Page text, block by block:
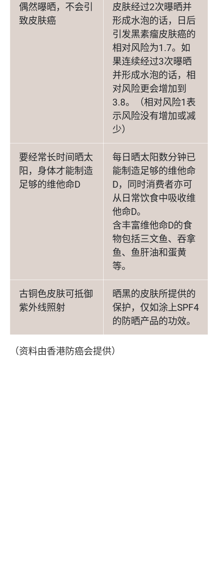
偶然曝晒，不会引
致皮肤癌
皮肤经过2次曝晒并
形成水泡的话，日后
引发黑素瘤皮肤癌的
相对风险为1.7。如
果连续经过3次曝晒
并形成水泡的话，相
对风险更会增加到
3.8。（相对风险1表
示风险没有增加或减
少）
要经常长时间晒太
阳，身体才能制造
足够的维他命D
每日晒太阳数分钟已
能制造足够的维他命
D，同时消费者亦可
从日常饮食中吸收维
他命D。
含丰富维他命D的食
物包括三文鱼、吞拿
鱼、鱼肝油和蛋黄
等。
古铜色皮肤可抵御
紫外线照射
晒黑的皮肤所提供的
保护，仅如涂上SPF4
的防晒产品的功效。
（资料由香港防癌会提供）